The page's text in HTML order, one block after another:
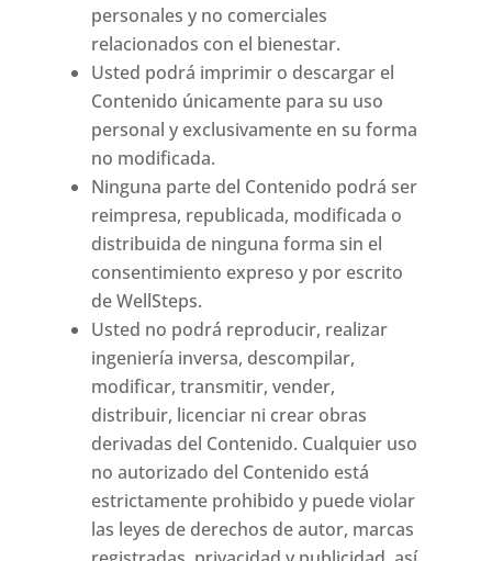
personales y no comerciales
relacionados con el bienestar.
Usted podrá imprimir o descargar el
Contenido únicamente para su uso
personal y exclusivamente en su forma
no modificada.
Ninguna parte del Contenido podrá ser
reimpresa, republicada, modificada o
distribuida de ninguna forma sin el
consentimiento expreso y por escrito
de WellSteps.
Usted no podrá reproducir, realizar
ingeniería inversa, descompilar,
modificar, transmitir, vender,
distribuir, licenciar ni crear obras
derivadas del Contenido. Cualquier uso
no autorizado del Contenido está
estrictamente prohibido y puede violar
las leyes de derechos de autor, marcas